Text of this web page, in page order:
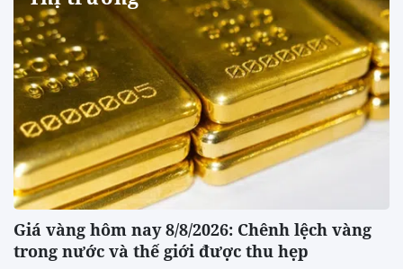
Giá vàng hôm nay 8/8/2026: Chênh lệch vàng
trong nước và thế giới được thu hẹp